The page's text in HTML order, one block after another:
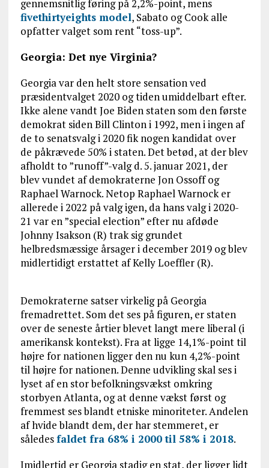
gennemsnitlig føring på 2,2%-point, mens
fivethirtyeights model, Sabato og Cook alle
opfatter valget som rent “toss-up”.
Georgia: Det nye Virginia?
Georgia var den helt store sensation ved
præsidentvalget 2020 og tiden umiddelbart efter.
Ikke alene vandt Joe Biden staten som den første
demokrat siden Bill Clinton i 1992, men i ingen af
de to senatsvalg i 2020 fik nogen kandidat over
de påkrævede 50% i staten. Det betød, at der blev
afholdt to ”runoff”-valg d. 5. januar 2021, der
blev vundet af demokraterne Jon Ossoff og
Raphael Warnock. Netop Raphael Warnock er
allerede i 2022 på valg igen, da hans valg i 2020-
21 var en ”special election” efter nu afdøde
Johnny Isakson (R) trak sig grundet
helbredsmæssige årsager i december 2019 og blev
midlertidigt erstattet af Kelly Loeffler (R).
Demokraterne satser virkelig på Georgia
fremadrettet. Som det ses på figuren, er staten
over de seneste årtier blevet langt mere liberal (i
amerikansk kontekst). Fra at ligge 14,1%-point til
højre for nationen ligger den nu kun 4,2%-point
til højre for nationen. Denne udvikling skal ses i
lyset af en stor befolkningsvækst omkring
storbyen Atlanta, og at denne vækst først og
fremmest ses blandt etniske minoriteter. Andelen
af hvide blandt dem, der har stemmeret, er
såledesfaldet fra 68% i 2000 til 58% i 2018.
Imidlertid er Georgia stadig en stat, der ligger lidt